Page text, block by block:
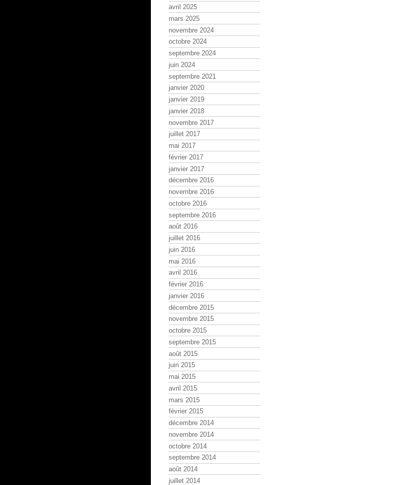
avril 2025
mars 2025
novembre 2024
octobre 2024
septembre 2024
juin 2024
septembre 2021
janvier 2020
janvier 2019
janvier 2018
novembre 2017
juillet 2017
mai 2017
février 2017
janvier 2017
décembre 2016
novembre 2016
octobre 2016
septembre 2016
août 2016
juillet 2016
juin 2016
mai 2016
avril 2016
février 2016
janvier 2016
décembre 2015
novembre 2015
octobre 2015
septembre 2015
août 2015
juin 2015
mai 2015
avril 2015
mars 2015
février 2015
décembre 2014
novembre 2014
octobre 2014
septembre 2014
août 2014
juillet 2014